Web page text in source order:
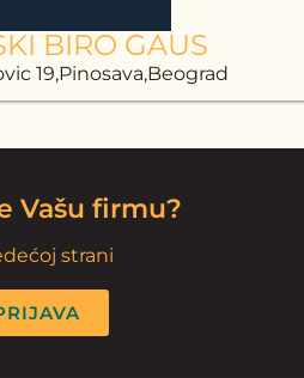
BIRO GAUS
19,Pinosava,Beograd
Vašu firmu?
strani